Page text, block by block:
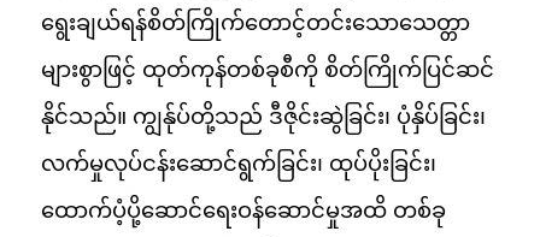
ရွေးချယ်ရန်စိတ်ကြိုက်တောင့်တင်းသောသေတ္တာ
များစွာဖြင့် ထုတ်ကုန်တစ်ခုစီကို စိတ်ကြိုက်ပြင်ဆင်
နိုင်သည်။ ကျွန်ုပ်တို့သည် ဒီဇိုင်းဆွဲခြင်း၊ ပုံနှိပ်ခြင်း၊
လက်မှုလုပ်ငန်းဆောင်ရွက်ခြင်း၊ ထုပ်ပိုးခြင်း၊
ထောက်ပံ့ပို့ဆောင်ရေးဝန်ဆောင်မှုအထိ တစ်ခု